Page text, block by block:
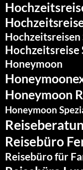
Hochzeitsreisen
Hochzeitsreise
Honeymoon
Honeymoon
Honeymoon
Reisebüro
Reisebüro für